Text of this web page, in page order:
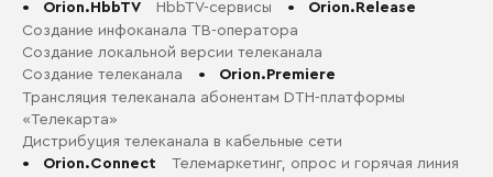
•
Orion.HbbTV HbbTV-сервисы •
Orion.Release
Создание инфоканала ТВ-оператора
Создание локальной версии телеканала
Создание телеканала
•
Orion.Premiere
Трансляция телеканала абонентам DTH-платформы
«Телекарта»
Дистрибуция телеканала в кабельные сети
•
Orion.Connect Телемаркетинг, опрос и горячая линия